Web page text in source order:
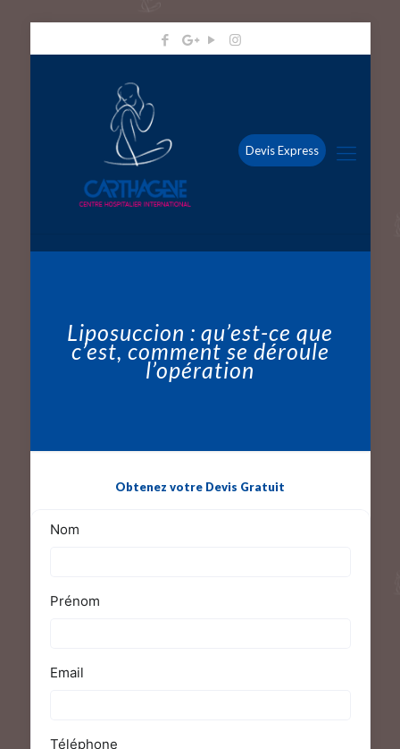
Devis Express
Liposuccion : qu’est-ce que
c’est, comment se déroule
l’opération
Obtenez votre Devis Gratuit